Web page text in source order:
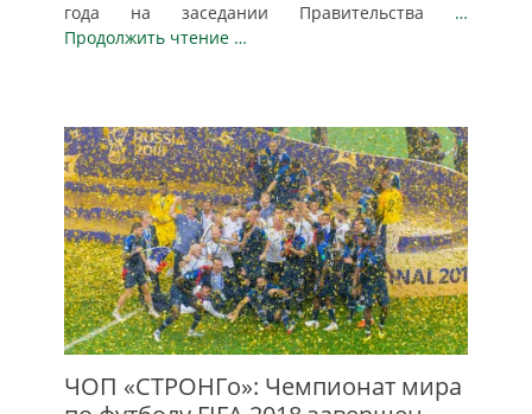
года на заседании Правительства …
Продолжить чтение …
ЧОП «СТРОНГо»: Чемпионат мира